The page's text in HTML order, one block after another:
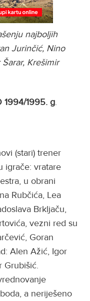
najboljih
Jurinčić, Nino
Krešimir
1994/1995. g.
(stari) trener
igrače: vratare
u obrani
Rubčića, Lea
Brkljaču,
vezni red su
Goran
Alen Ažić, Igor
Grubišić.
a neriješeno